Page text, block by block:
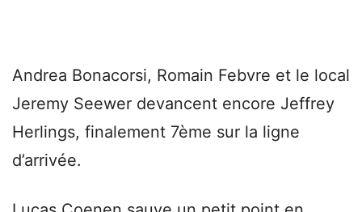
Andrea Bonacorsi, Romain Febvre et le local
Jeremy Seewer devancent encore Jeffrey
Herlings, finalement 7ème sur la ligne
d’arrivée.